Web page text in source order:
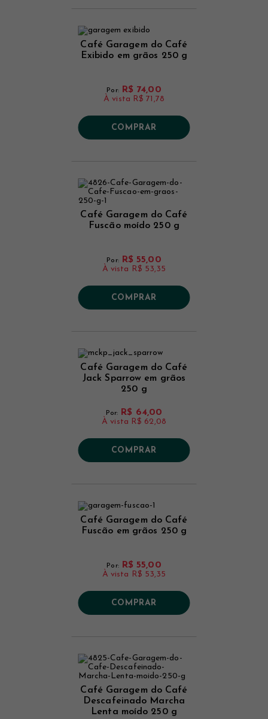
Café Garagem do Café
Exibido em grãos 250 g
Por: R$ 74,00
À vista R$ 71,78
COMPRAR
Café Garagem do Café
Fuscão moído 250 g
Por: R$ 55,00
À vista R$ 53,35
COMPRAR
Café Garagem do Café
Jack Sparrow em grãos
250 g
Por: R$ 64,00
À vista R$ 62,08
COMPRAR
Café Garagem do Café
Fuscão em grãos 250 g
Por: R$ 55,00
À vista R$ 53,35
COMPRAR
Café Garagem do Café
Descafeinado Marcha
Lenta moído 250 g